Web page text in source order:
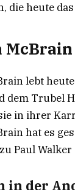
die heute
lebt
dem Trubel
in ihrer
hat es
Paul
in der